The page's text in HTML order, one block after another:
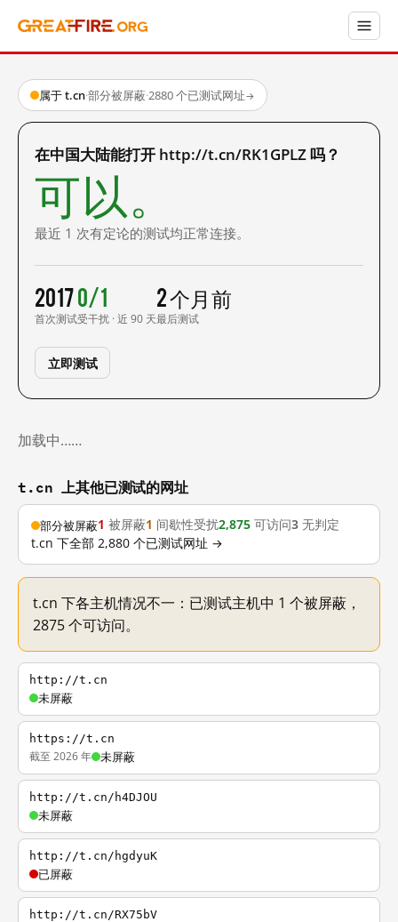
属于 t.cn·部分被屏蔽·2880 个已测试网址→
在中国大陆能打开 http://t.cn/RK1GPLZ 吗？
可以。
最近 1 次有定论的测试均正常连接。
2017
首次测试
0/1
受干扰 · 近 90 天
2 个月前
最后测试
立即测试
加载中……
t.cn 上其他已测试的网址
部分被屏蔽1 被屏蔽1 间歇性受扰2,875 可访问3 无判定
t.cn 下全部 2,880 个已测试网址 →
t.cn 下各主机情况不一：已测试主机中 1 个被屏蔽，
2875 个可访问。
http://t.cn
未屏蔽
https://t.cn
截至 2026 年 未屏蔽
http://t.cn/h4DJOU
未屏蔽
http://t.cn/hgdyuK
已屏蔽
http://t.cn/RX75bV